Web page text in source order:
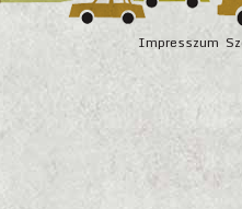
Impresszum